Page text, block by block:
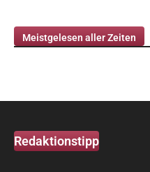
Meistgelesen aller Zeiten
Redaktionstipp